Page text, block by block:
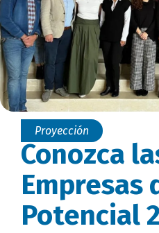
Proyección
Conozca
Empresas
Potencial